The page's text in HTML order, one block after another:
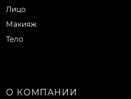
Лицо
Макияж
Тело
О КОМПАНИИ